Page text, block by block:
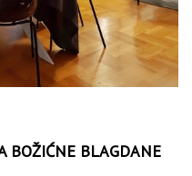
BOŽIĆNE BLAGDANE